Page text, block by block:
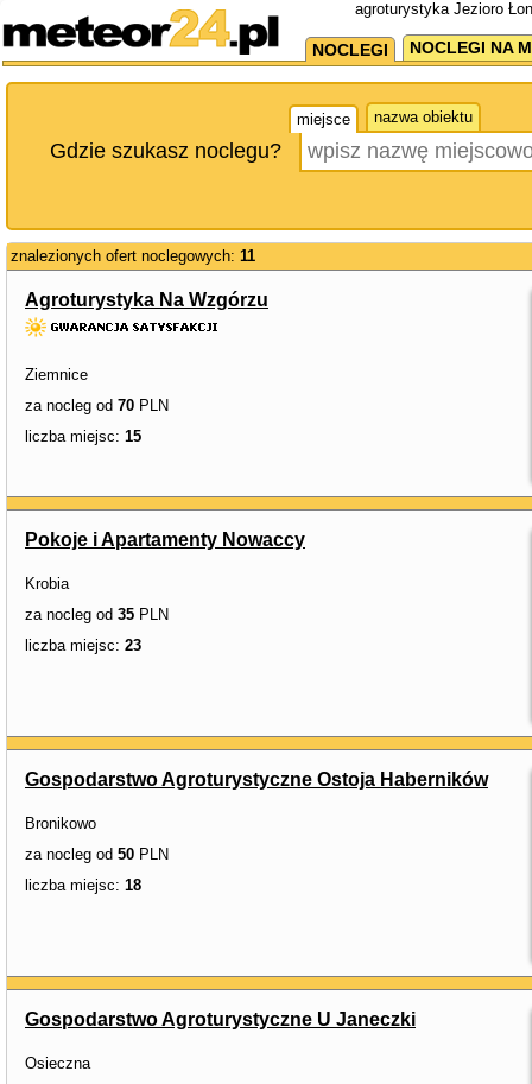
agroturystyka Jezioro
NOCLEGI NOCLEGI NA
miejsce nazwa obiektu
Gdzie szukasz noclegu?
znalezionych ofert noclegowych: 11
Agroturystyka Na Wzgórzu
Ziemnice
za nocleg od 70 PLN
liczba miejsc: 15
Pokoje i Apartamenty Nowaccy
Krobia
za nocleg od 35 PLN
liczba miejsc: 23
Gospodarstwo Agroturystyczne Ostoja Haberników
Bronikowo
za nocleg od 50 PLN
liczba miejsc: 18
Gospodarstwo Agroturystyczne U Janeczki
Osieczna